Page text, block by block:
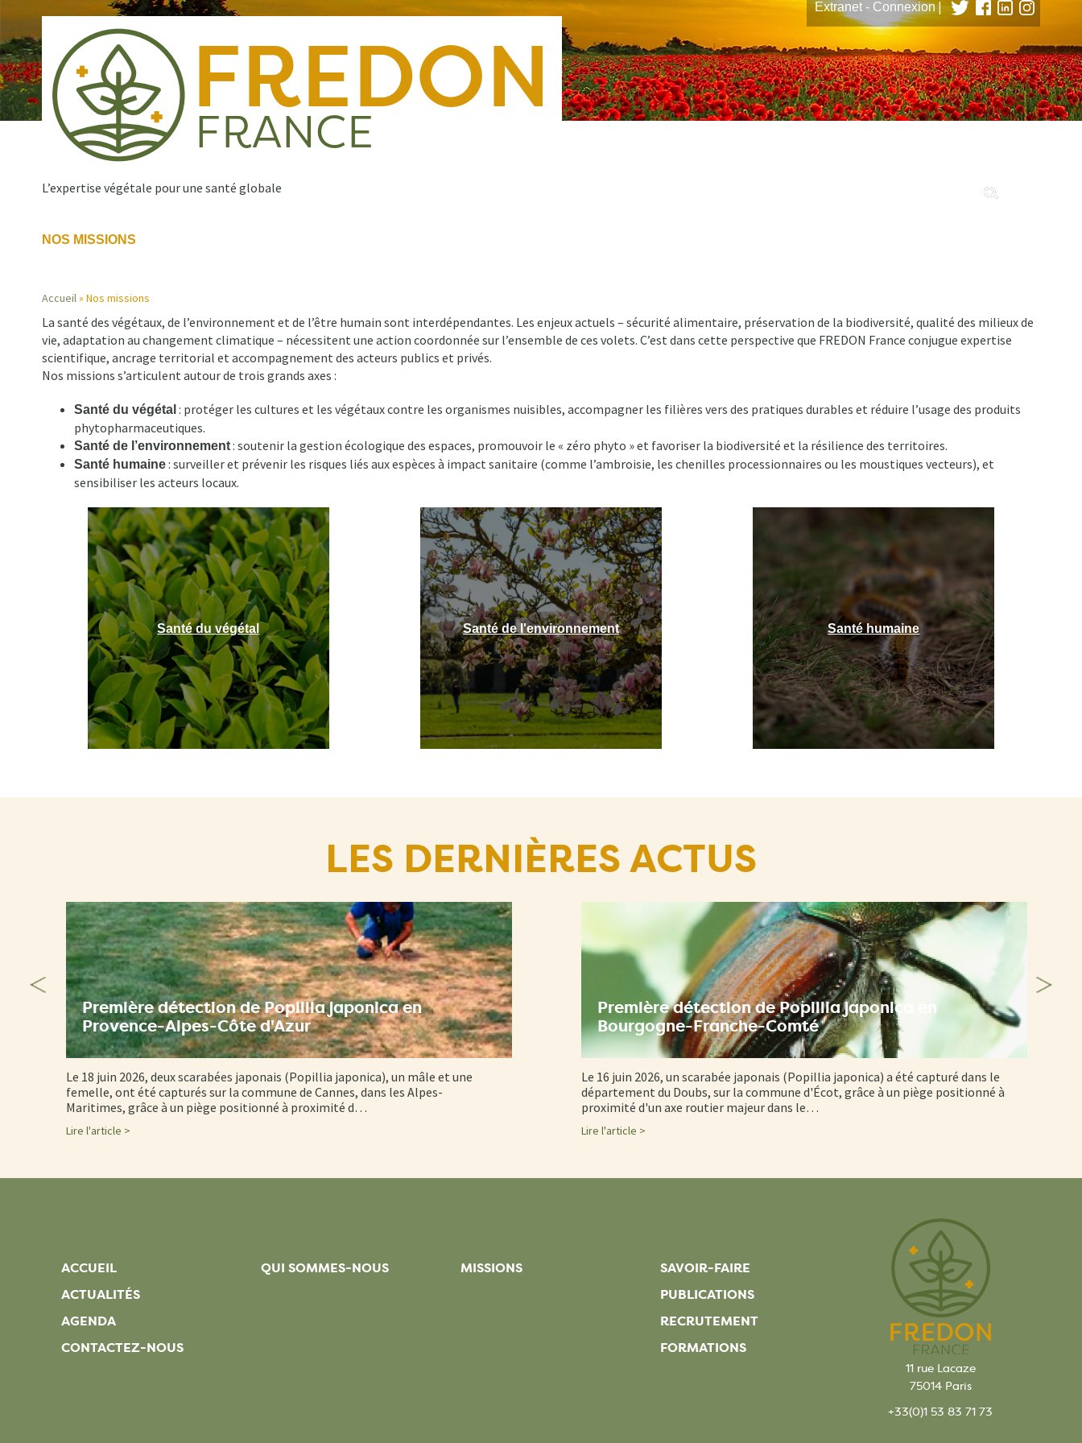
contenu
principal
Extranet - Connexion|
L’expertise végétale pour une santé globale
Navigation
principale
Qui sommes nous ?
NOS MISSIONS
Fil
d'Ariane
Accueil Nos missions
La santé des végétaux, de l’environnement et de l’être humain sont interdépendantes. Les enjeux actuels – sécurité alimentaire, préservation de la biodiversité, qualité des milieux de
vie, adaptation au changement climatique – nécessitent une action coordonnée sur l’ensemble de ces volets. C’est dans cette perspective que FREDON France conjugue expertise
scientifique, ancrage territorial et accompagnement des acteurs publics et privés.
Nos missions s’articulent autour de trois grands axes :
Santé du végétal : protéger les cultures et les végétaux contre les organismes nuisibles, accompagner les filières vers des pratiques durables et réduire l’usage des produits
phytopharmaceutiques.
Santé de l’environnement: soutenir la gestion écologique des espaces, promouvoir le « zéro phyto » et favoriser la biodiversité et la résilience des territoires.
Santé humaine: surveiller et prévenir les risques liés aux espèces à impact sanitaire (comme l’ambroisie, les chenilles processionnaires ou les moustiques vecteurs), et
sensibiliser les acteurs locaux.
Santé du végétal Santé de l'environnement Santé humaine
LES DERNIÈRES ACTUS
Première détection de Popillia japonica en
Provence-Alpes-Côte d'Azur
Le 18 juin 2026, deux scarabées japonais (Popillia japonica), un mâle et une
femelle, ont été capturés sur la commune de Cannes, dans les Alpes-
Maritimes, grâce à un piège positionné à proximité d…
Lire l'article >
Première détection de Popillia japonica en
Bourgogne-Franche-Comté
Le 16 juin 2026, un scarabée japonais (Popillia japonica) a été capturé dans le
département du Doubs, sur la commune d'Écot, grâce à un piège positionné à
proximité d'un axe routier majeur dans le…
Lire l'article >
ACCUEIL
ACTUALITÉS
AGENDA
CONTACTEZ-NOUS
QUI SOMMES-NOUS MISSIONS
SAVOIR-FAIRE
PUBLICATIONS
RECRUTEMENT
FORMATIONS
11 rue Lacaze
75014 Paris
+33(0)1 53 83 71 73